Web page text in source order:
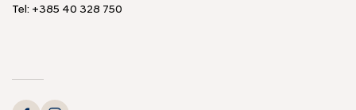
Tel: +385 40 328 750